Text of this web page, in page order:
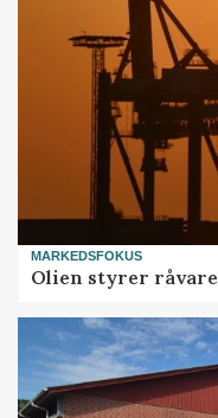
MARKEDSFOKUS
Olien styrer